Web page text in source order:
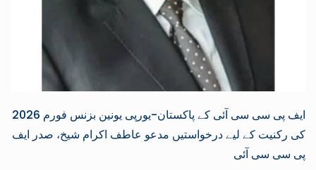
ایف پی سی سی آئی کے پاکستان-یورپی یونین بزنس فورم 2026
کی رکنیت کے لیے درخواستیں مدعو عاطف اکرام شیخ، صدر ایف
پی سی سی آئی